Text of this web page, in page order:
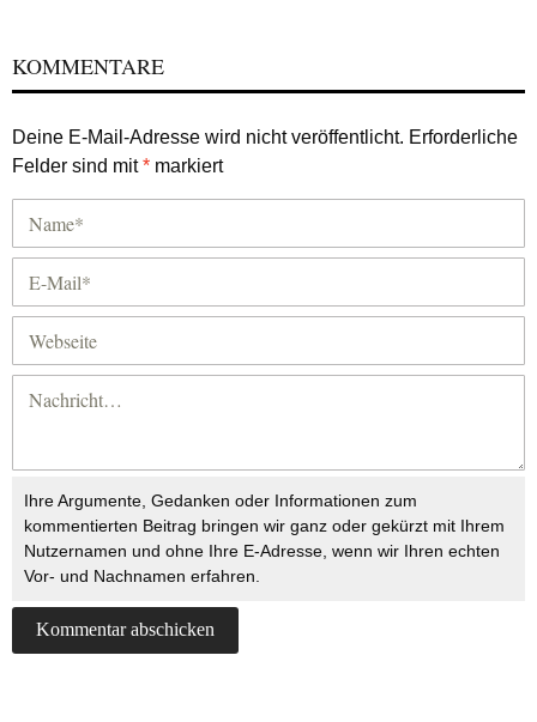
KOMMENTARE
Deine E-Mail-Adresse wird nicht veröffentlicht. Erforderliche
Felder sind mit* markiert
Ihre Argumente, Gedanken oder Informationen zum
kommentierten Beitrag bringen wir ganz oder gekürzt mit Ihrem
Nutzernamen und ohne Ihre E-Adresse, wenn wir Ihren echten
Vor- und Nachnamen erfahren.